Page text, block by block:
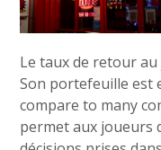
Le taux de retour au
Son portefeuille est
compare to many
permet aux joueurs